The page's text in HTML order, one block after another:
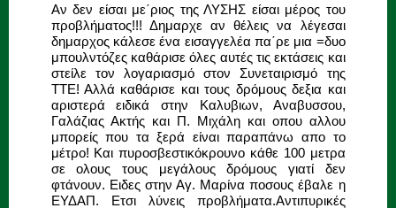
Αν δεν είσαι με΄ριος της ΛΥΣΗΣ είσαι μέρος του
προβλήματος!!! Δημαρχε αν θέλεις να λέγεσαι
δημαρχος κάλεσε ένα εισαγγελέα πα΄ρε μια =δυο
μπουλντόζες καθάρισε όλες αυτές τις εκτάσεις και
στείλε τον λογαριασμό στον Συνεταιρισμό της
ΤΤΕ! Αλλά καθάρισε και τους δρόμους δεξια και
αριστερά ειδικά στην Καλυβιων, Αναβυσσου,
Γαλάζιας Ακτής και Π. Μιχάλη και οπου αλλου
μπορείς που τα ξερά είναι παραπάνω απο το
μέτρο! Και πυροσβεστικόκρουνο κάθε 100 μετρα
σε ολους τους μεγάλους δρόμους γιατί δεν
φτάνουν. Ειδες στην Αγ. Μαρίνα ποσους έβαλε η
ΕΥΔΑΠ. Ετσι λύνεις προβλήματα.Αντιπυρικές